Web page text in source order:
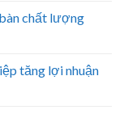
chất lượng
tăng lợi nhuận